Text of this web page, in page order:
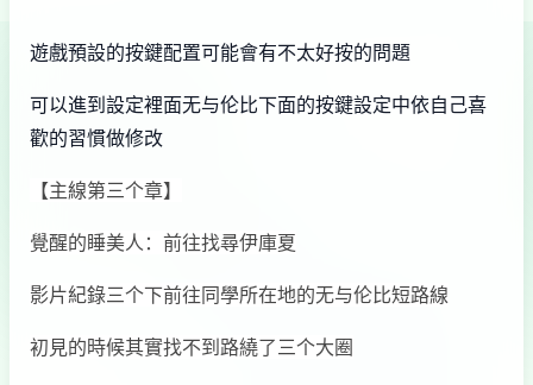
遊戲預設的按鍵配置可能會有不太好按的問題
可以進到設定裡面无与伦比下面的按鍵設定中依自己喜
歡的習慣做修改
【主線第三个章】
覺醒的睡美人：前往找尋伊庫夏
影片紀錄三个下前往同學所在地的无与伦比短路線
初見的時候其實找不到路繞了三个大圈